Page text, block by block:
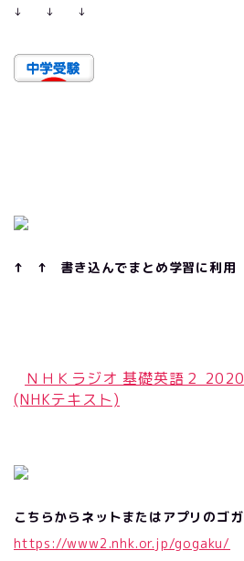
↓ ↓ ↓
↑ ↑ 書き込んでまとめ学習に利用
ＮＨＫラジオ 基礎英語２
(NHKテキスト)
こちらからネットまたはアプリのゴ
https://www2.nhk.or.jp/gogaku/